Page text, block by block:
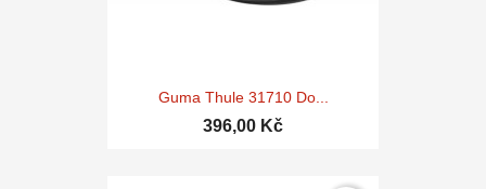
Guma Thule 31710 Do...
396,00 Kč